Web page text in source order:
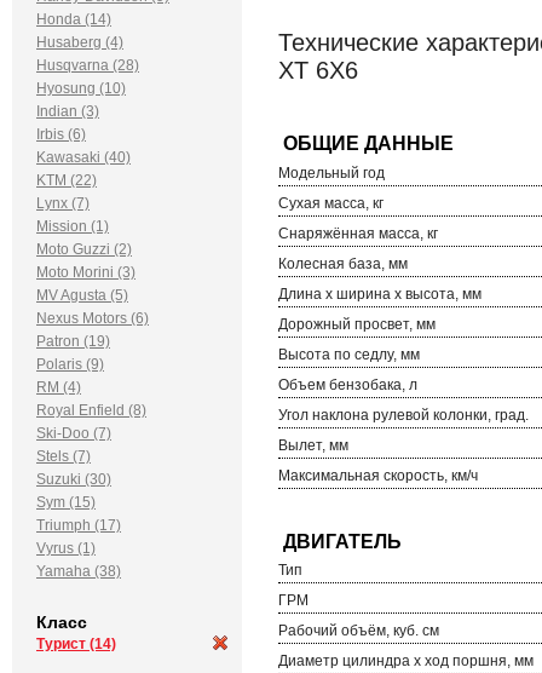
Honda (14)
Husaberg (4)
Husqvarna (28)
Hyosung (10)
Indian (3)
Irbis (6)
Kawasaki (40)
KTM (22)
Lynx (7)
Mission (1)
Moto Guzzi (2)
Moto Morini (3)
MV Agusta (5)
Nexus Motors (6)
Patron (19)
Polaris (9)
RM (4)
Royal Enfield (8)
Ski-Doo (7)
Stels (7)
Suzuki (30)
Sym (15)
Triumph (17)
Vyrus (1)
Yamaha (38)
Класс
Турист (14)
Технические
XT 6X6
Модельный год
Сухая масса, кг
Снаряжённая масса, кг
Колесная база, мм
Длина х ширина х высота, мм
Дорожный просвет, мм
Высота по седлу, мм
Объем бензобака, л
Угол наклона рулевой колонки, град.
Вылет, мм
Максимальная скорость, км/ч
Тип
ГРМ
Рабочий объём, куб. см
Диаметр цилиндра х ход поршня, мм